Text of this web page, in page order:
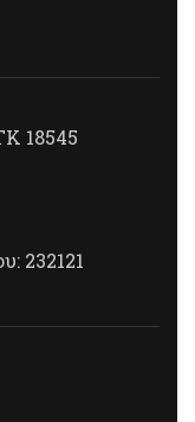
18545
232121